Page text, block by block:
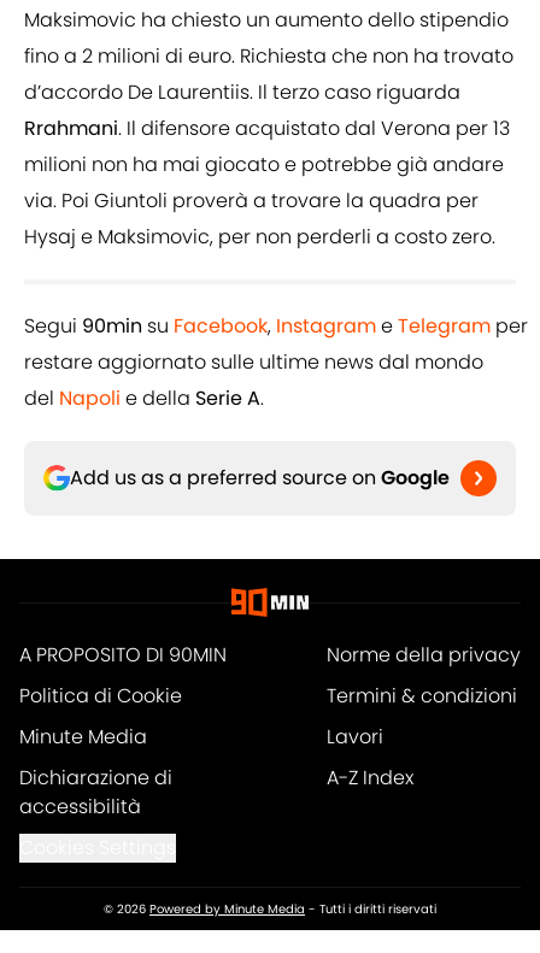
Maksimovic ha chiesto un aumento dello stipendio
fino a 2 milioni di euro. Richiesta che non ha trovato
d’accordo De Laurentiis. Il terzo caso riguarda
Rrahmani. Il difensore acquistato dal Verona per 13
milioni non ha mai giocato e potrebbe già andare
via. Poi Giuntoli proverà a trovare la quadra per
Hysaj e Maksimovic, per non perderli a costo zero.
Segui 90min su Facebook, InstagrameTelegram per
restare aggiornato sulle ultime news dal mondo
del Napoli e della Serie A.
Add us as a preferred source on Google
A PROPOSITO DI 90MIN
Norme della privacy
Politica di Cookie
Termini & condizioni
Minute Media
Lavori
Dichiarazione di
accessibilità
A-Z Index
© 2026 Powered by Minute Media - Tutti i diritti riservati